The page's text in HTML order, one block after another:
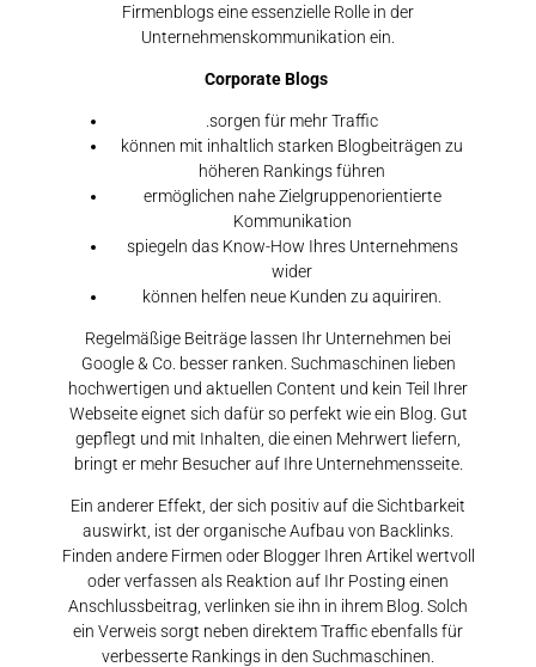
Firmenblogs eine essenzielle Rolle in der
Unternehmenskommunikation ein.
Corporate Blogs
.sorgen für mehr Traffic
können mit inhaltlich starken Blogbeiträgen zu
höheren Rankings führen
ermöglichen nahe Zielgruppenorientierte
Kommunikation
spiegeln das Know-How Ihres Unternehmens
wider
können helfen neue Kunden zu aquiriren.
Regelmäßige Beiträge lassen Ihr Unternehmen bei
Google & Co. besser ranken. Suchmaschinen lieben
hochwertigen und aktuellen Content und kein Teil Ihrer
Webseite eignet sich dafür so perfekt wie ein Blog. Gut
gepflegt und mit Inhalten, die einen Mehrwert liefern,
bringt er mehr Besucher auf Ihre Unternehmensseite.
Ein anderer Effekt, der sich positiv auf die Sichtbarkeit
auswirkt, ist der organische Aufbau von Backlinks.
Finden andere Firmen oder Blogger Ihren Artikel wertvoll
oder verfassen als Reaktion auf Ihr Posting einen
Anschlussbeitrag, verlinken sie ihn in ihrem Blog. Solch
ein Verweis sorgt neben direktem Traffic ebenfalls für
verbesserte Rankings in den Suchmaschinen.